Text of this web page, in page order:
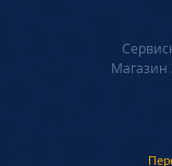
Магазин